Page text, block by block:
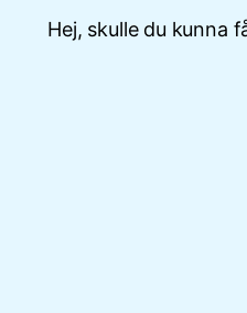
Hej, skulle du kunna